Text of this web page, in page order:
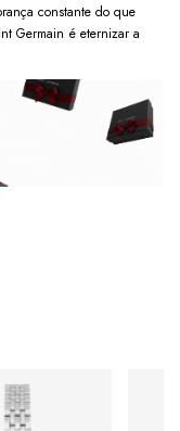
constante do que
Germain é eternizar a